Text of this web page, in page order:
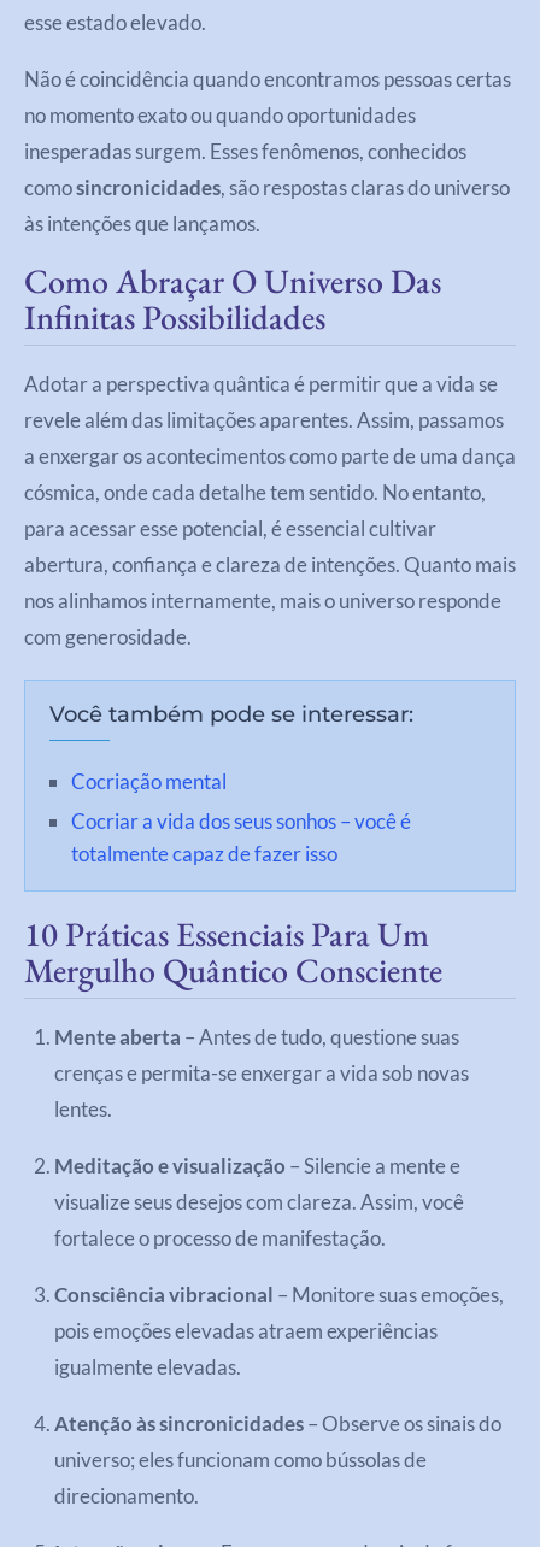
esse estado elevado.
Não é coincidência quando encontramos pessoas certas
no momento exato ou quando oportunidades
inesperadas surgem. Esses fenômenos, conhecidos
comosincronicidades, são respostas claras do universo
às intenções que lançamos.
Como Abraçar O Universo Das
Infinitas Possibilidades
Adotar a perspectiva quântica é permitir que a vida se
revele além das limitações aparentes. Assim, passamos
a enxergar os acontecimentos como parte de uma dança
cósmica, onde cada detalhe tem sentido. No entanto,
para acessar esse potencial, é essencial cultivar
abertura, confiança e clareza de intenções. Quanto mais
nos alinhamos internamente, mais o universo responde
com generosidade.
Você também pode se interessar:
Cocriação mental
Cocriar a vida dos seus sonhos – você é
totalmente capaz de fazer isso
10 Práticas Essenciais Para Um
Mergulho Quântico Consciente
Mente aberta – Antes de tudo, questione suas
crenças e permita-se enxergar a vida sob novas
lentes.
Meditação e visualização – Silencie a mente e
visualize seus desejos com clareza. Assim, você
fortalece o processo de manifestação.
Consciência vibracional – Monitore suas emoções,
pois emoções elevadas atraem experiências
igualmente elevadas.
Atenção às sincronicidades– Observe os sinais do
universo; eles funcionam como bússolas de
direcionamento.